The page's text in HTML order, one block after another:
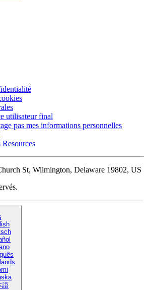
utilisateur final
pas mes informations personnelles
St, Wilmington, Delaware 19802, US
語